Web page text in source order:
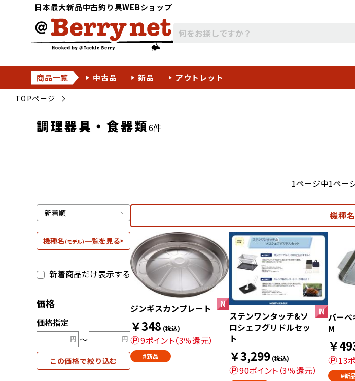
日本最大新品中古釣り具WEBショップ
商品一覧 中古品 新品 アウトレット
TOPページ
調理器具・食器類6件
1ページ中1ペー
機種名（モデル）一覧を見る
新着商品だけ表示する
価格
価格指定
〜
この価格で絞り込む
機種
ジンギスカンプレート
￥348 (税込)
9ポイント（3％還元）
#新品
ステンワンタッチ&ソ
ロシェフグリドルセッ
ト
￥3,299 (税込)
90ポイント（3％還元）
バーベ
M
￥
13
#新